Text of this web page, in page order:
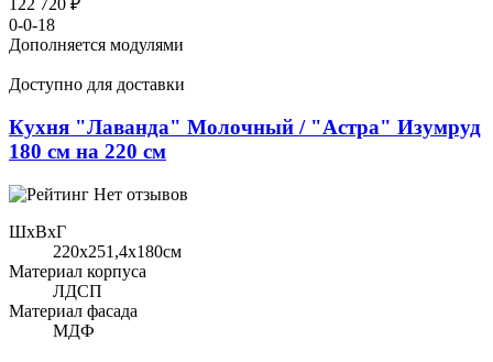
122 720 ₽
0-0-18
Дополняется модулями
Доступно для доставки
Кухня "Лаванда" Молочный / "Астра" Изумруд
180 см на 220 см
Нет отзывов
ШхВхГ
220x251,4х180см
Материал корпуса
ЛДСП
Материал фасада
МДФ